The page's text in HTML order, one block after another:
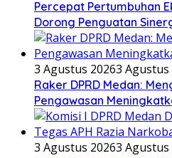
Percepat Pertumbuhan
Dorong Penguatan
3 Agustus 20263 Agustus
Raker DPRD Medan:
Pengawasan
3 Agustus 20263 Agustus